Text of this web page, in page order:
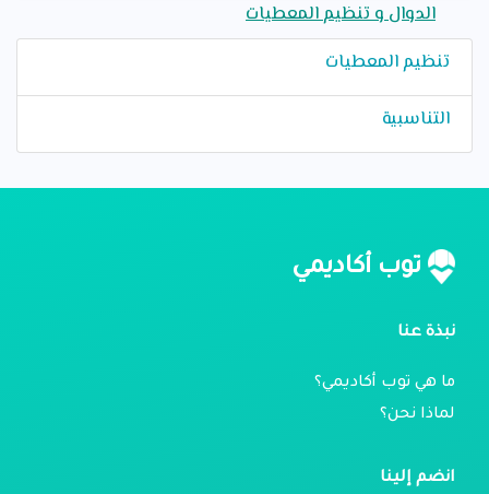
الدوال و تنظيم المعطيات
تنظيم المعطيات
التناسبية
توب أكاديمي
نبذة عنا
ما هي توب أكاديمي؟
لماذا نحن؟
انضم إلينا